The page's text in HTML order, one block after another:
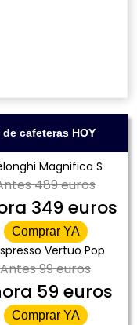
cafeteras HOY
Magnifica S
489 euros
349 euros
Comprar YA
Vertuo Pop
Antes99 euros
59 euros
Comprar YA